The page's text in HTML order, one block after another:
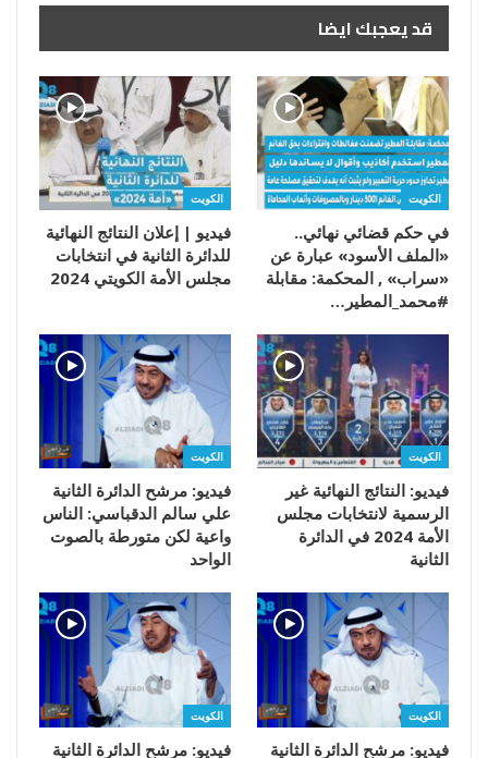
قد يعجبك ايضا
الكويت
في حكم قضائي نهائي..
«الملف الأسود» عبارة عن
«سراب» , المحكمة: مقابلة
#محمد_المطير…
الكويت
فيديو | إعلان النتائج النهائية
للدائرة الثانية في انتخابات
مجلس الأمة الكويتي 2024
الكويت
فيديو: النتائج النهائية غير
الرسمية لانتخابات مجلس
الأمة 2024 في الدائرة
الثانية
الكويت
فيديو: مرشح الدائرة الثانية
علي سالم الدقباسي: الناس
واعية لكن متورطة بالصوت
الواحد
الكويت
فيديو: مرشح الدائرة الثانية
الكويت
فيديو: مرشح الدائرة الثانية